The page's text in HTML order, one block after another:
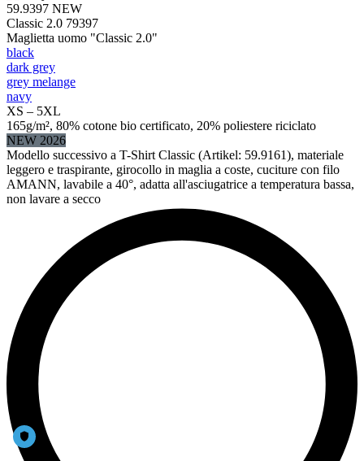
59.9397 NEW
Classic 2.0 79397
Maglietta uomo "Classic 2.0"
black
dark grey
grey melange
navy
XS – 5XL
165g/m², 80% cotone bio certificato, 20% poliestere riciclato
NEW 2026
Modello successivo a T-Shirt Classic (Artikel: 59.9161), materiale
leggero e traspirante, girocollo in maglia a coste, cuciture con filo
AMANN, lavabile a 40°, adatta all'asciugatrice a temperatura bassa,
non lavare a secco